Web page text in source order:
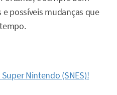
possíveis mudanças que
Nintendo (SNES)!